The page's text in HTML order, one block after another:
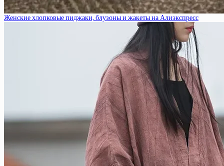
Женские хлопковые пиджаки, блузоны и жакеты на Алиэкспресс